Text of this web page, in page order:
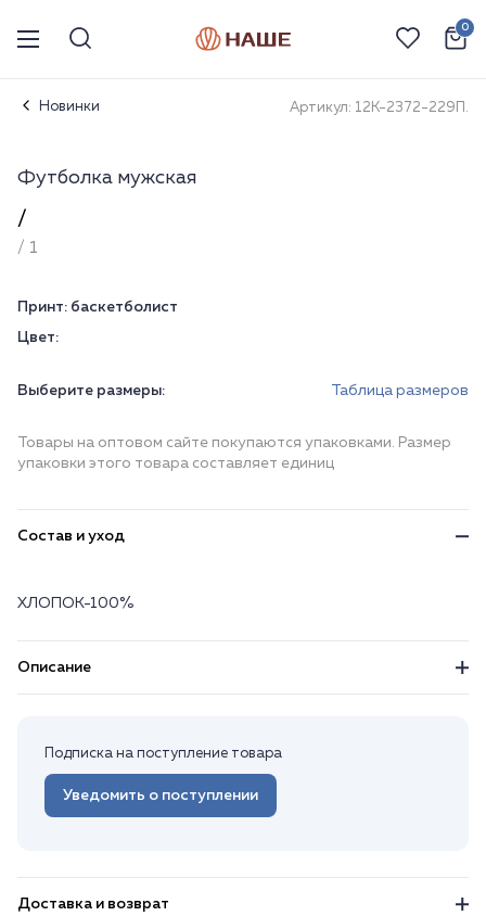
0
Новинки Артикул: 12К-2372-229П.
Футболка мужская
/
/ 1
Принт: баскетболист
Цвет:
Выберите размеры: Таблица размеров
Товары на оптовом сайте покупаются упаковками. Размер
упаковки этого товара составляет единиц
Состав и уход
ХЛОПОК-100%
Описание
Подписка на поступление товара
Уведомить о поступлении
Доставка и возврат